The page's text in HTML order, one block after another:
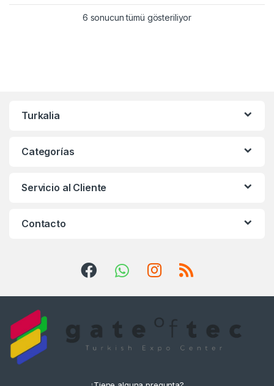
6 sonucun tümü gösteriliyor
Turkalia
Categorías
Servicio al Cliente
Contacto